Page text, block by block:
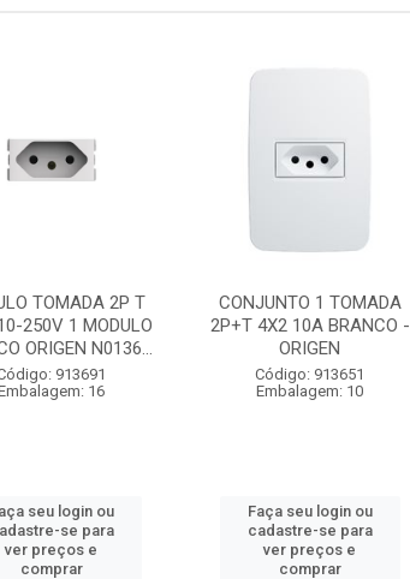
TOMADA 2P T
250V 1 MODULO
ORIGEN N0136...
913691
16
seu login ou
se para
ver preços e
comprar
CONJUNTO 1 TOMADA
2P+T 4X2 10A BRANCO -
ORIGEN
Código: 913651
Embalagem: 10
Faça seu login ou
cadastre-se para
ver preços e
comprar